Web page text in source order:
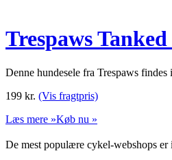
Trespaws
Denne hundesele fra Trespaws
199 kr. (Vis fragtpris)
Læs mere »Køb nu »
De mest populære cykel-webshops